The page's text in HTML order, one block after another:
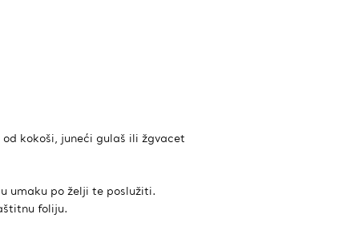
kokoši, juneći gulaš ili žgvacet
umaku po želji te poslužiti.
foliju.